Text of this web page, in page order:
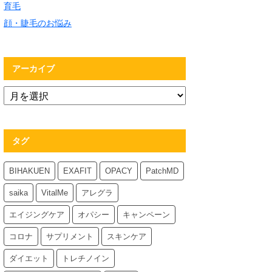
育毛
顔・睫毛のお悩み
アーカイブ
タグ
BIHAKUEN EXAFIT OPACY PatchMD
saika VitalMe アレグラ
エイジングケア オパシー キャンペーン
コロナ サプリメント スキンケア
ダイエット トレチノイン